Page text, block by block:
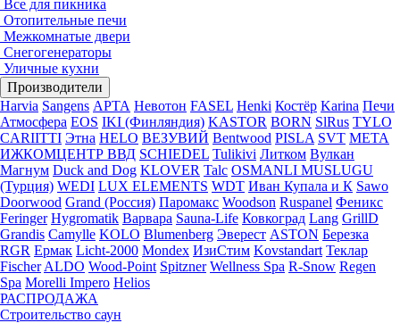
Все для пикника
Отопительные печи
Межкомнатые двери
Снегогенераторы
Уличные кухни
Производители
Harvia Sangens АРТА Невотон FASEL Henki Костёр Karina Печи
Атмосфера EOS IKI (Финляндия) KASTOR BORN SlRus TYLO
CARIITTI Этна HELO ВЕЗУВИЙ Bentwood PISLA SVT МЕТА
ИЖКОМЦЕНТР ВВД SCHIEDEL Tulikivi Литком Вулкан
Магнум Duck and Dog KLOVER Talc OSMANLI MUSLUGU
(Турция) WEDI LUX ELEMENTS WDT Иван Купала и К Sawo
Doorwood Grand (Россия) Паромакс Woodson Ruspanel Феникс
Feringer Hygromatik Варвара Sauna-Life Ковкоград Lang GrillD
Grandis Camylle KOLO Blumenberg Эверест ASTON Березка
RGR Ермак Licht-2000 Mondex ИзиСтим Kovstandart Теклар
Fischer ALDO Wood-Point Spitzner Wellness Spa R-Snow Regen
Spa Morelli Impero Helios
РАСПРОДАЖА
Строительство саун